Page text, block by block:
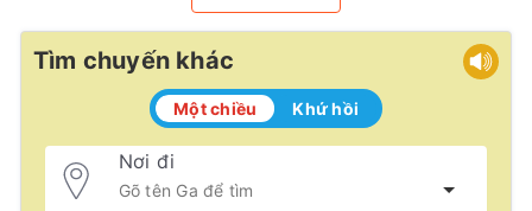
Tìm chuyến khác
Một chiều Khứ hồi
Nơi đi